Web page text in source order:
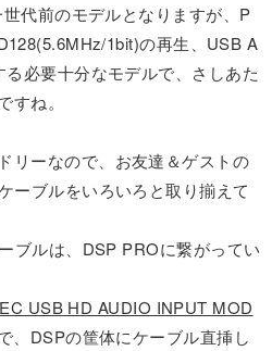
代前のモデルとなりますが、P
1bit)の再生、USB A
必要十分なモデルで、さしあた
すね。
リーなので、お友達＆ゲストの
ーブルをいろいろと取り揃えて
ブルは、DSP PROに繋がってい
USB HD AUDIO INPUT MOD
、DSPの筐体にケーブル直挿し